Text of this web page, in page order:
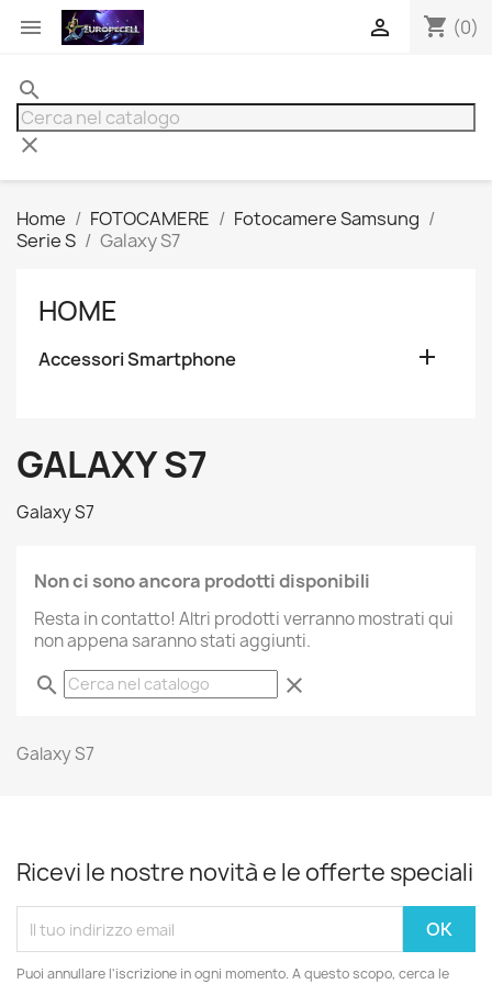
 shopping_cart (0)

search
clear
Home FOTOCAMERE
Fotocamere Samsung
Serie S
Galaxy S7
HOME
Accessori Smartphone 
GALAXY S7
Galaxy S7
Non ci sono ancora prodotti disponibili
Resta in contatto! Altri prodotti verranno mostrati qui
non appena saranno stati aggiunti.
search clear
Galaxy S7
Ricevi le nostre novità e le offerte speciali
Puoi annullare l'iscrizione in ogni momento. A questo scopo, cerca le